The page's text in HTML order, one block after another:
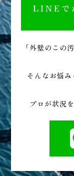
LINEで
「外壁のこの
そんなお悩
プロが状況